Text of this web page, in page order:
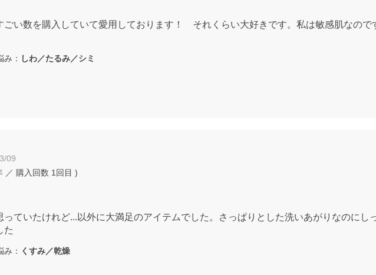
ごい数を購入していて愛用しております！ それくらい大好きです。私は敏感肌なので
： しわ／たるみ／シミ
09
／ 購入回数 1回目 )
ていたけれど...以外に大満足のアイテムでした。さっぱりとした洗いあがりなのにし
た
： くすみ／乾燥